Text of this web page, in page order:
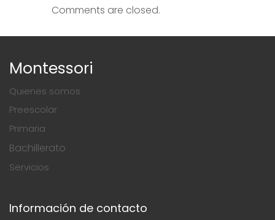
Comments are closed.
Montessori
Quienes somos
Preescolar
Primaria
Bachillerato
Servicios
Información de contacto